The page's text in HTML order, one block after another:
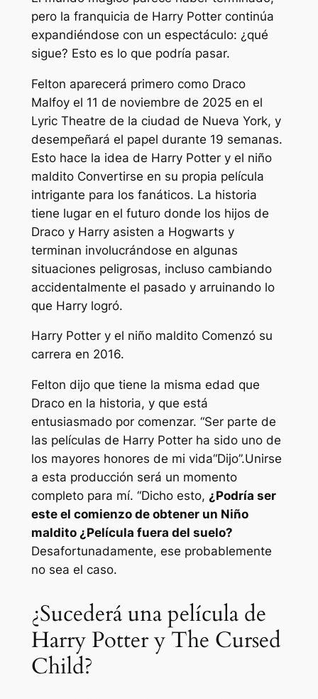
pero la franquicia de Harry Potter continúa
expandiéndose con un espectáculo: ¿qué
sigue? Esto es lo que podría pasar.
Felton aparecerá primero como Draco
Malfoy el 11 de noviembre de 2025 en el
Lyric Theatre de la ciudad de Nueva York, y
desempeñará el papel durante 19 semanas.
Esto hace la idea de Harry Potter y el niño
malditoConvertirse en su propia película
intrigante para los fanáticos. La historia
tiene lugar en el futuro donde los hijos de
Draco y Harry asisten a Hogwarts y
terminan involucrándose en algunas
situaciones peligrosas, incluso cambiando
accidentalmente el pasado y arruinando lo
que Harry logró.
Harry Potter y el niño malditoComenzó su
carrera en 2016.
Felton dijo que tiene la misma edad que
Draco en la historia, y que está
entusiasmado por comenzar. “Ser parte de
las películas de Harry Potter ha sido uno de
los mayores honores de mi vida“Dijo”.Unirse
a esta producción será un momento
completo para mí. “Dicho esto, ¿Podría ser
este el comienzo de obtener un Niño
maldito¿Película fuera del suelo?
Desafortunadamente, ese probablemente
no sea el caso.
¿Sucederá una película de
Harry Potter y The Cursed
Child?